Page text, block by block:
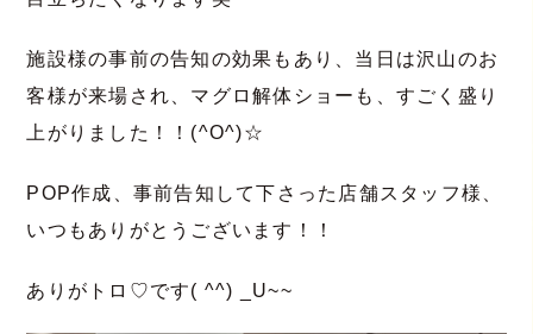
施設様の事前の告知の効果もあり、当日は沢山のお
客様が来場され、マグロ解体ショーも、すごく盛り
上がりました！！(^O^)☆
POP作成、事前告知して下さった店舗スタッフ様、
いつもありがとうございます！！
ありがトロ♡です( ^^) _U~~